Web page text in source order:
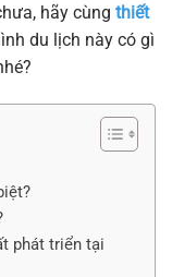
hãy cùng thiết
du lịch này có gì
phát triển tại